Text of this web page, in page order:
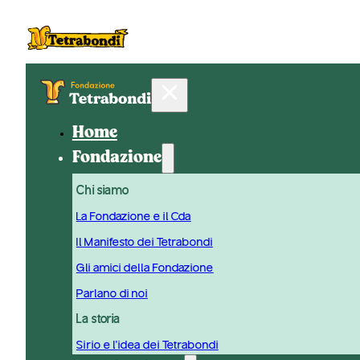
Home
Fondazione
Chi siamo
La Fondazione e il Cda
Il Manifesto dei Tetrabondi
Gli amici della Fondazione
Parlano di noi
La storia
Sirio e l'idea dei Tetrabondi